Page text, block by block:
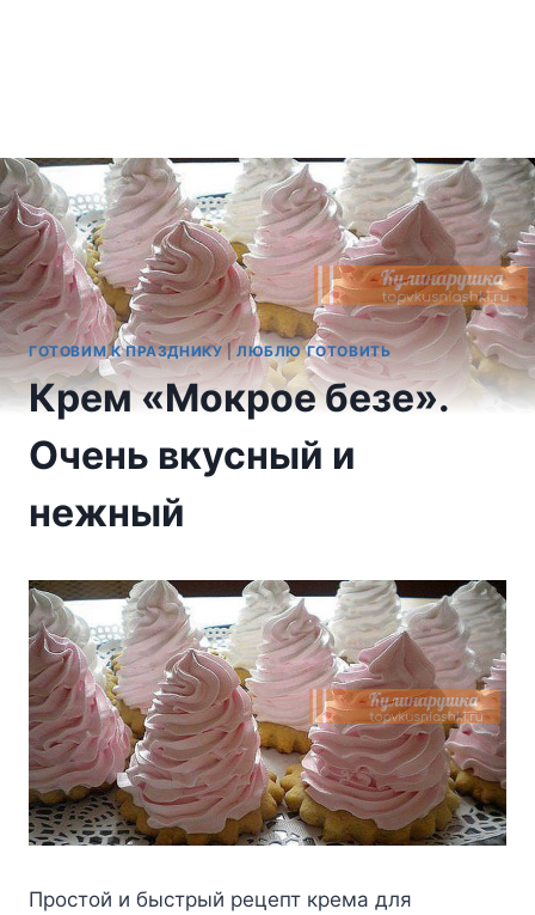
ГОТОВИМ К ПРАЗДНИКУ|ЛЮБЛЮ ГОТОВИТЬ
Крем «Мокрое безе».
Очень вкусный и
нежный
Простой и быстрый рецепт крема для